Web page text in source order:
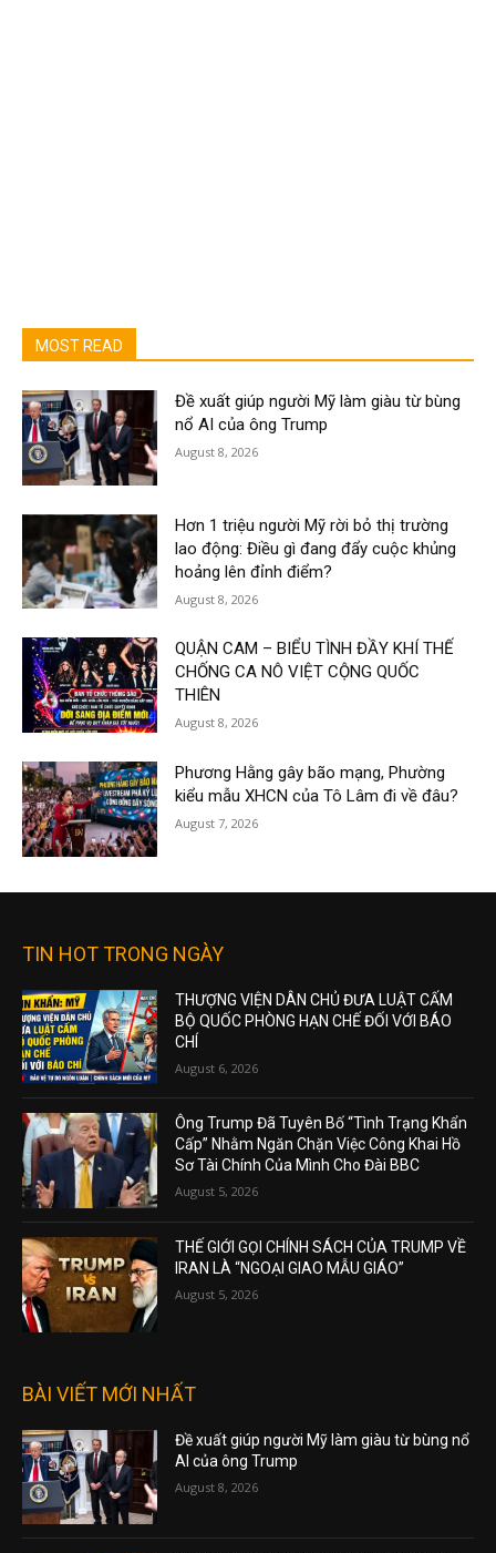
MOST READ
Đề xuất giúp người Mỹ làm giàu từ bùng
nổ AI của ông Trump
August 8, 2026
Hơn 1 triệu người Mỹ rời bỏ thị trường
lao động: Điều gì đang đẩy cuộc khủng
hoảng lên đỉnh điểm?
August 8, 2026
QUẬN CAM – BIỂU TÌNH ĐẦY KHÍ THẾ
CHỐNG CA NÔ VIỆT CỘNG QUỐC
THIÊN
August 8, 2026
Phương Hằng gây bão mạng, Phường
kiểu mẫu XHCN của Tô Lâm đi về đâu?
August 7, 2026
TIN HOT TRONG NGÀY
THƯỢNG VIỆN DÂN CHỦ ĐƯA LUẬT CẤM
BỘ QUỐC PHÒNG HẠN CHẾ ĐỐI VỚI BÁO
CHÍ
August 6, 2026
Ông Trump Đã Tuyên Bố “Tình Trạng Khẩn
Cấp” Nhằm Ngăn Chặn Việc Công Khai Hồ
Sơ Tài Chính Của Mình Cho Đài BBC
August 5, 2026
THẾ GIỚI GỌI CHÍNH SÁCH CỦA TRUMP VỀ
IRAN LÀ “NGOẠI GIAO MẪU GIÁO”
August 5, 2026
BÀI VIẾT MỚI NHẤT
Đề xuất giúp người Mỹ làm giàu từ bùng nổ
AI của ông Trump
August 8, 2026